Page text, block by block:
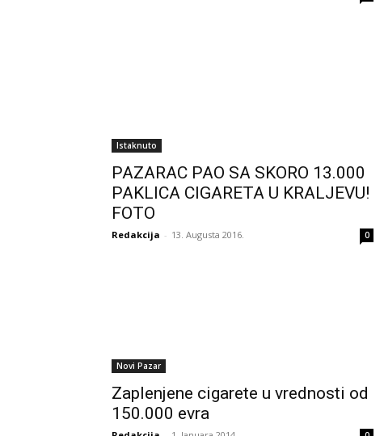
Istaknuto
PAZARAC PAO SA SKORO 13.000
PAKLICA CIGARETA U KRALJEVU!
FOTO
Redakcija - 13. Augusta 2016. 0
Novi Pazar
Zaplenjene cigarete u vrednosti od
150.000 evra